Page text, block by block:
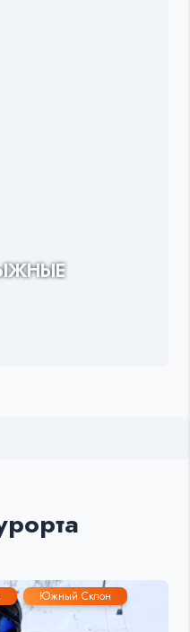
Южный Склон